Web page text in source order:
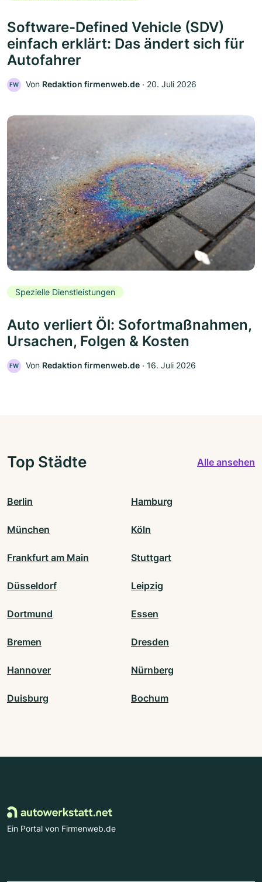
Software-Defined Vehicle (SDV)
einfach erklärt: Das ändert sich für
Autofahrer
FW Von Redaktion firmenweb.de ‧ 20. Juli 2026
Spezielle Dienstleistungen
Auto verliert Öl: Sofortmaßnahmen,
Ursachen, Folgen & Kosten
FW Von Redaktion firmenweb.de ‧ 16. Juli 2026
Top Städte Alle ansehen
Berlin Hamburg
München Köln
Frankfurt am Main Stuttgart
Düsseldorf Leipzig
Dortmund Essen
Bremen Dresden
Hannover Nürnberg
Duisburg Bochum
Ein Portal von Firmenweb.de